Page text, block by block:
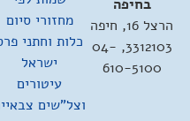
בחיפה
הרצל 16, חיפה
3312103, 04-
610-5100
מחזורי סיום
כלות וחתני
ישראל
עיטורים
וצל"שים